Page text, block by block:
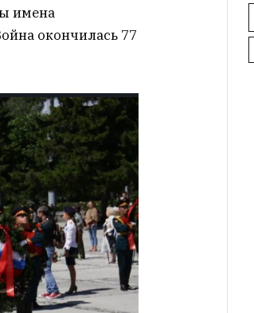
имена
окончилась 77